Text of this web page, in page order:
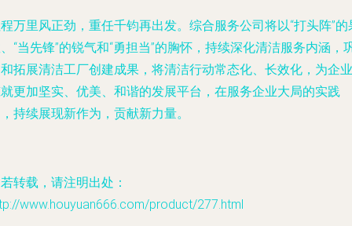
万里风正劲，重任千钧再出发。综合服务公司将以“打头阵”的
“当先锋”的锐气和“勇担当”的胸怀，持续深化清洁服务内涵，
拓展清洁工厂创建成果，将清洁行动常态化、长效化，为企业
更加坚实、优美、和谐的发展平台，在服务企业大局的实践
持续展现新作为，贡献新力量。
转载，请注明出处：
www.houyuan666.com/product/277.html